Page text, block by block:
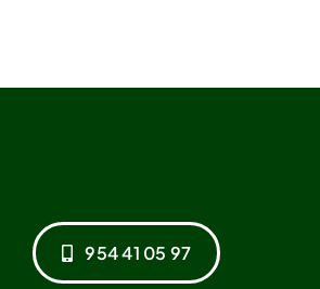
954 41 05 97